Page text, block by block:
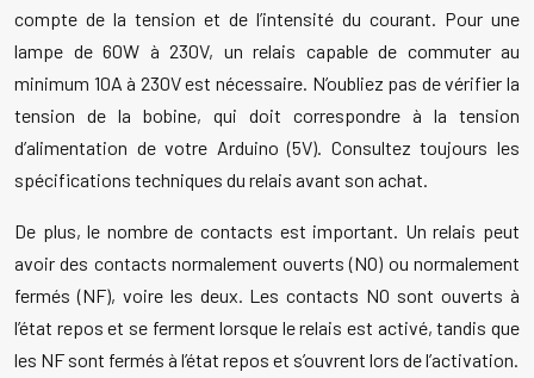
compte de la tension et de l’intensité du courant. Pour une
lampe de 60W à 230V, un relais capable de commuter au
minimum 10A à 230V est nécessaire. N’oubliez pas de vérifier la
tension de la bobine, qui doit correspondre à la tension
d’alimentation de votre Arduino (5V). Consultez toujours les
spécifications techniques du relais avant son achat.
De plus, le nombre de contacts est important. Un relais peut
avoir des contacts normalement ouverts (NO) ou normalement
fermés (NF), voire les deux. Les contacts NO sont ouverts à
l’état repos et se ferment lorsque le relais est activé, tandis que
les NF sont fermés à l’état repos et s’ouvrent lors de l’activation.